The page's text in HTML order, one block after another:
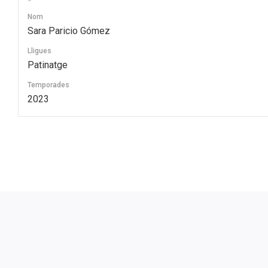
Nom
Sara Paricio Gómez
Lligues
Patinatge
Temporades
2023